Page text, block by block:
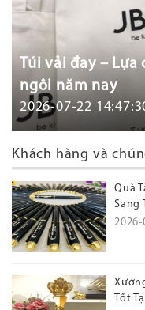
Túi vải đay –
ngôi năm nay
2026-07-22
Khách hàng và
Quà
Sang
2026-
Tốt